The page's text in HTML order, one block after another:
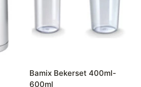
Bamix Bekerset 400ml-
600ml